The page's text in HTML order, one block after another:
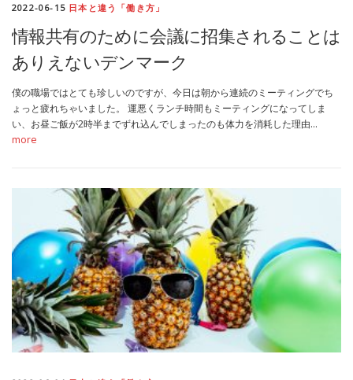
2022-06-15 日本と違う「働き方」
情報共有のために会議に招集されることは
ありえないデンマーク
僕の職場ではとても珍しいのですが、今日は朝から連続のミーティングでち
ょっと疲れちゃいました。 運悪くランチ時間もミーティングになってしま
い、お昼ご飯が2時半までずれ込んでしまったのも体力を消耗した理由…
more